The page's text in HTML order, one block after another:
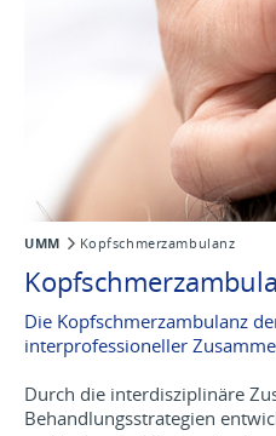
UMM Kopfschmerzambulanz
Die Kopfschmerzambulanz
interprofessioneller
Durch die interdisziplinäre
Behandlungsstrategien